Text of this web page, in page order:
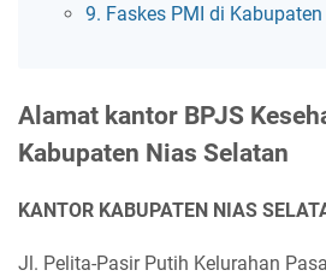
9. Faskes PMI di
Alamat kantor BPJS
Kabupaten Nias Selatan
KANTOR KABUPATEN NIAS
Jl. Pelita-Pasir Putih Kelurahan